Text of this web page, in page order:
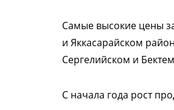
Самые высокие цены
и Яккасарайском
Сергелийском и
С начала года рост